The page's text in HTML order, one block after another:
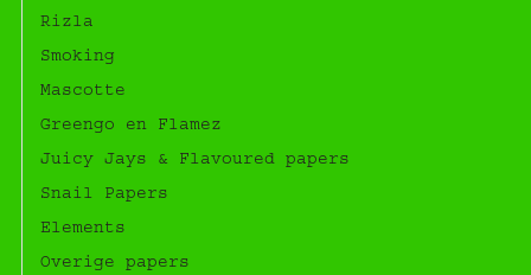
Rizla
Smoking
Mascotte
Greengo en Flamez
Juicy Jays & Flavoured papers
Snail Papers
Elements
Overige papers